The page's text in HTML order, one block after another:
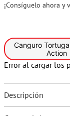
¡Consíguelo ahora y
Canguro
Action
Error al cargar los
Descripción